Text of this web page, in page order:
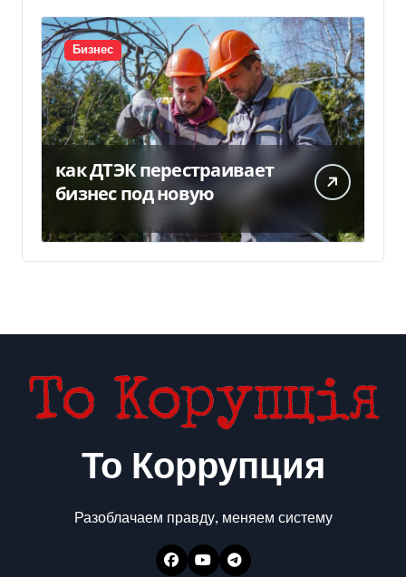
Бизнес
как ДТЭК перестраивает
бизнес под новую
То Коррупция
Разоблачаем правду, меняем систему